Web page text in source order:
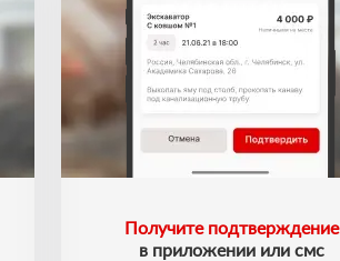
Получите подтверждение
в приложении или смс